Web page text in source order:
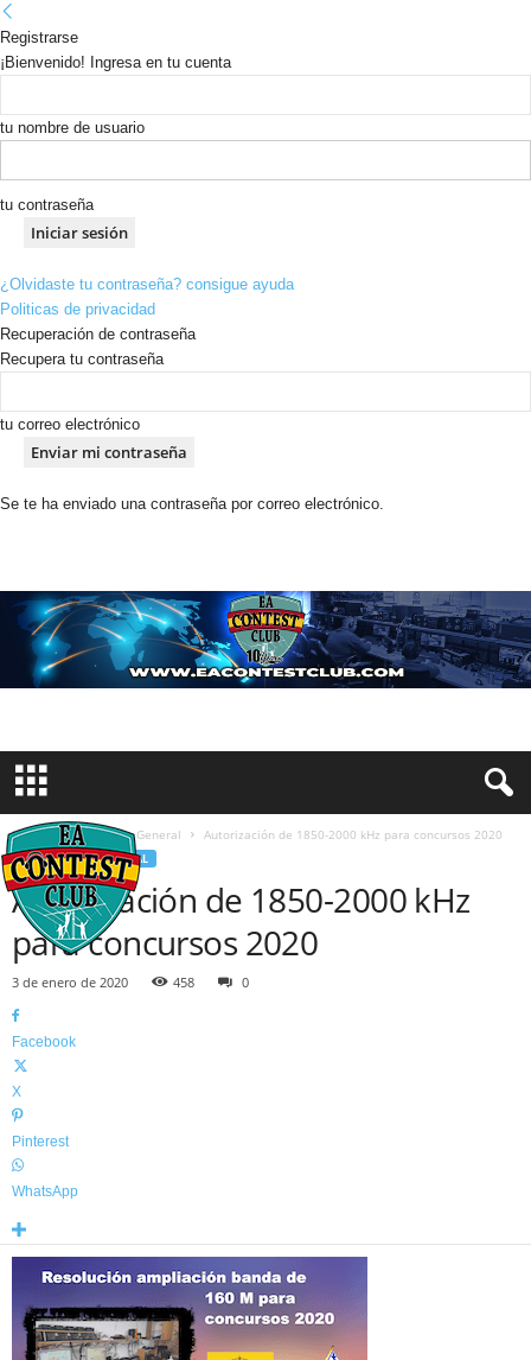
Registrarse
¡Bienvenido! Ingresa en tu cuenta
tu nombre de usuario
tu contraseña
¿Olvidaste tu contraseña? consigue ayuda
Politicas de privacidad
Recuperación de contraseña
Recupera tu contraseña
tu correo electrónico
Se te ha enviado una contraseña por correo electrónico.
Inicio Información General Autorización de 1850-2000 kHz para concursos 2020
INFORMACIÓN GENERAL
Autorización de 1850-2000 kHz
para concursos 2020
3 de enero de 2020 458 0
Facebook
X
Pinterest
WhatsApp